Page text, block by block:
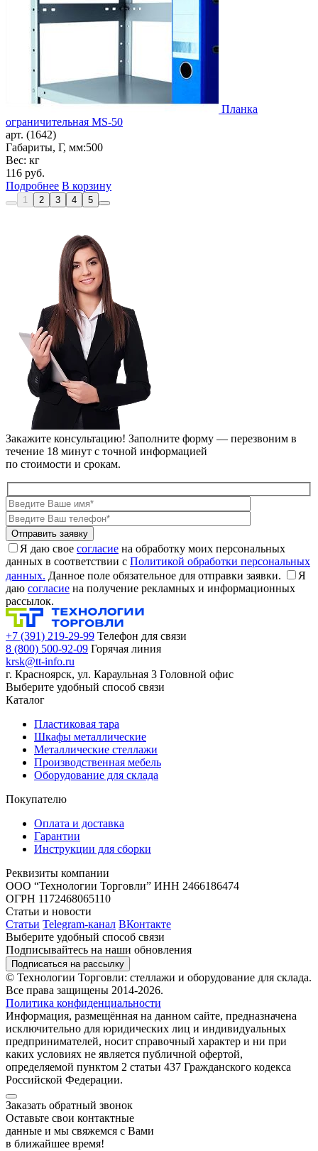
Планка
ограничительная MS-50
арт. (1642)
Габариты, Г, мм:500
Вес: кг
116 руб.
Подробнее В корзину
1 2 3 4 5
Закажите консультацию! Заполните форму — перезвоним в
течение 18 минут с точной информацией
по стоимости и срокам.
Я даю свое согласие на обработку моих персональных
данных в соответствии с Политикой обработки персональных
данных. Данное поле обязательное для отправки заявки.
Я
даю согласие на получение рекламных и информационных
рассылок.
+7 (391) 219-29-99 Телефон для связи
8 (800) 500-92-09 Горячая линия
krsk@tt-info.ru
г. Красноярск, ул. Караульная 3 Головной офис
Выберите удобный способ связи
Каталог
Пластиковая тара
Шкафы металлические
Металлические стеллажи
Производственная мебель
Оборудование для склада
Покупателю
Оплата и доставка
Гарантии
Инструкции для сборки
Реквизиты компании
ООО “Технологии Торговли” ИНН 2466186474
ОГРН 1172468065110
Статьи и новости
Статьи Telegram-канал ВКонтакте
Выберите удобный способ связи
Подписывайтесь на наши обновления
Подписаться на рассылку
© Технологии Торговли: стеллажи и оборудование для склада.
Все права защищены 2014-2026.
Политика конфиденциальности
Информация, размещённая на данном сайте, предназначена
исключительно для юридических лиц и индивидуальных
предпринимателей, носит справочный характер и ни при
каких условиях не является публичной офертой,
определяемой пунктом 2 статьи 437 Гражданского кодекса
Российской Федерации.
Заказать обратный звонок
Оставьте свои контактные
данные и мы свяжемся с Вами
в ближайшее время!